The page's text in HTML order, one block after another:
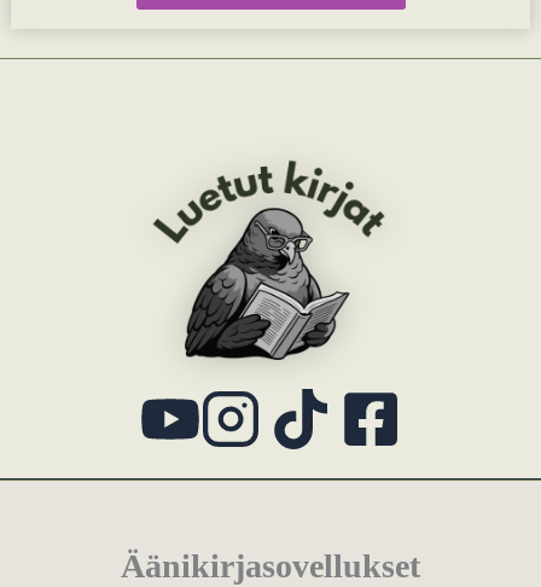
Äänikirjasovellukset